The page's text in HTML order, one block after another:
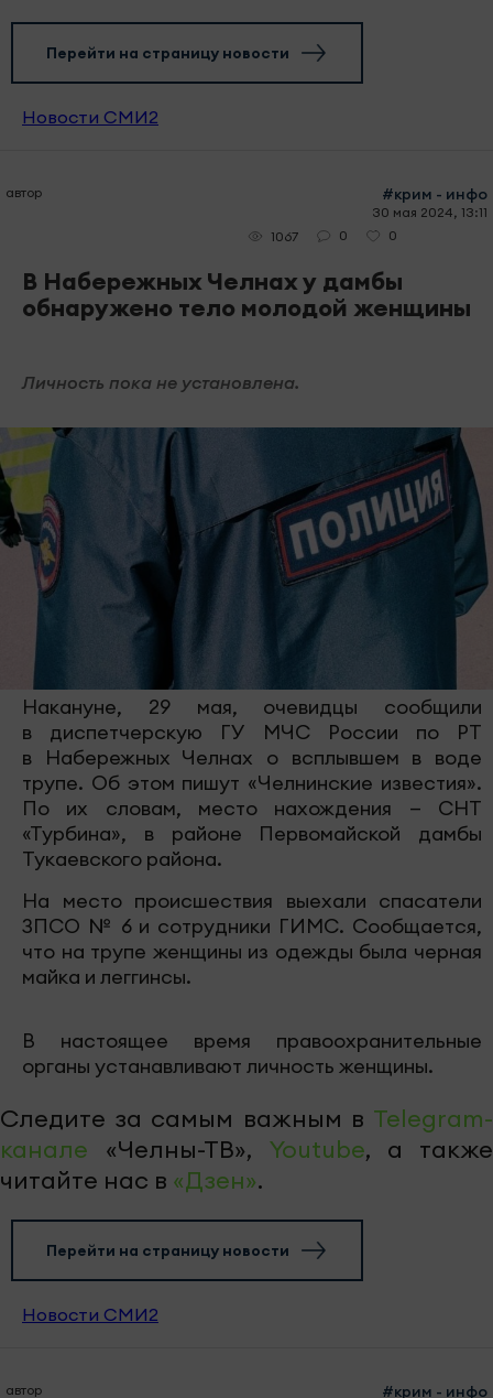
Перейти на страницу новости
Новости СМИ2
автор #крим - инфо
30 мая 2024, 13:11
1067
0 0
В Набережных Челнах у дамбы
обнаружено тело молодой женщины
Личность пока не установлена.
Накануне, 29 мая, очевидцы сообщили
в диспетчерскую ГУ МЧС России по РТ
в Набережных Челнах о всплывшем в воде
трупе. Об этом пишут «Челнинские известия».
По их словам, место нахождения — СНТ
«Турбина», в районе Первомайской дамбы
Тукаевского района.
На место происшествия выехали спасатели
ЗПСО № 6 и сотрудники ГИМС. Сообщается,
что на трупе женщины из одежды была черная
майка и леггинсы.
В настоящее время правоохранительные
органы устанавливают личность женщины.
Следите за самым важным в Telegram-
канале «Челны-ТВ», Youtube, а также
читайте нас в «Дзен».
Перейти на страницу новости
Новости СМИ2
автор #крим - инфо